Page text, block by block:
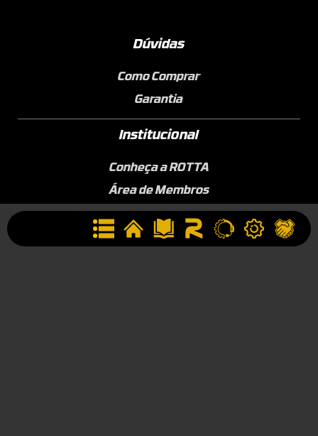
Dúvidas
Como Comprar
Garantia
Institucional
Conheça a ROTTA
Área de Membros
Sobre a Empresa